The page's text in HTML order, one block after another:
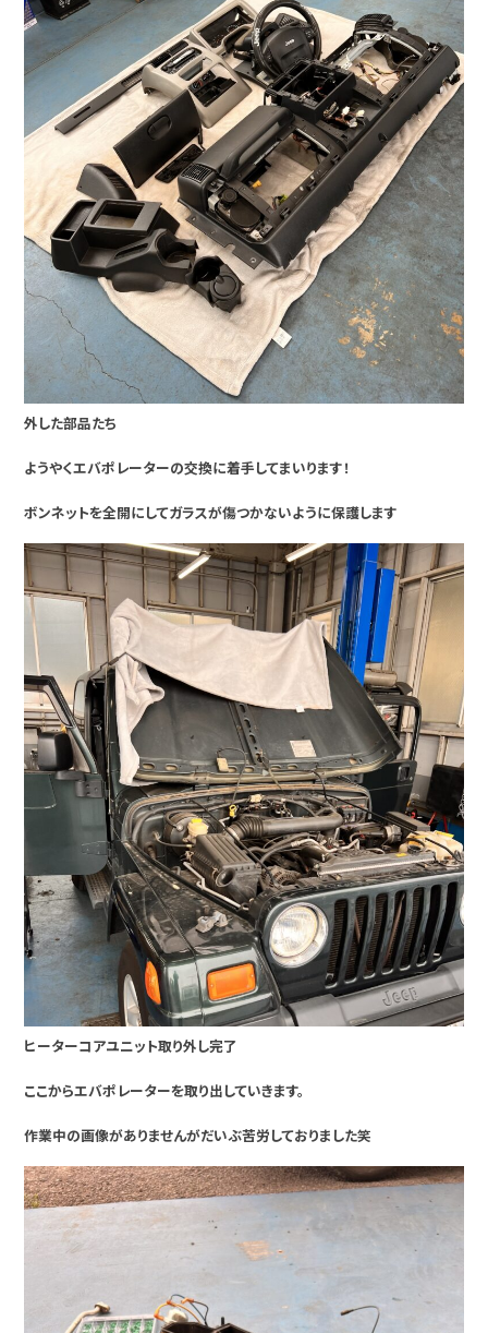
外した部品たち
ようやくエバポレーターの交換に着手してまいります！
ボンネットを全開にしてガラスが傷つかないように保護します
ヒーターコアユニット取り外し完了
ここからエバポレーターを取り出していきます。
作業中の画像がありませんがだいぶ苦労しておりました笑